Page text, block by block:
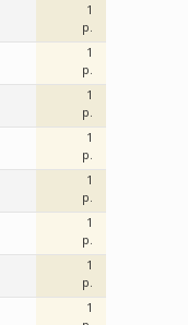
1
p.
1
p.
1
p.
1
p.
1
p.
1
p.
1
p.
1